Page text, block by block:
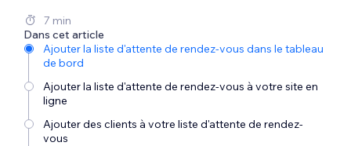
7 min
Dans cet article
Ajouter la liste d'attente de rendez-vous dans le tableau
de bord
Ajouter la liste d'attente de rendez-vous à votre site en
ligne
Ajouter des clients à votre liste d'attente de rendez-
vous